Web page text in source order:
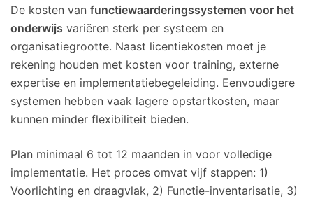
De kosten van functiewaarderingssystemen voor het
onderwijs variëren sterk per systeem en
organisatiegrootte. Naast licentiekosten moet je
rekening houden met kosten voor training, externe
expertise en implementatiebegeleiding. Eenvoudigere
systemen hebben vaak lagere opstartkosten, maar
kunnen minder flexibiliteit bieden.
Plan minimaal 6 tot 12 maanden in voor volledige
implementatie. Het proces omvat vijf stappen: 1)
Voorlichting en draagvlak, 2) Functie-inventarisatie, 3)